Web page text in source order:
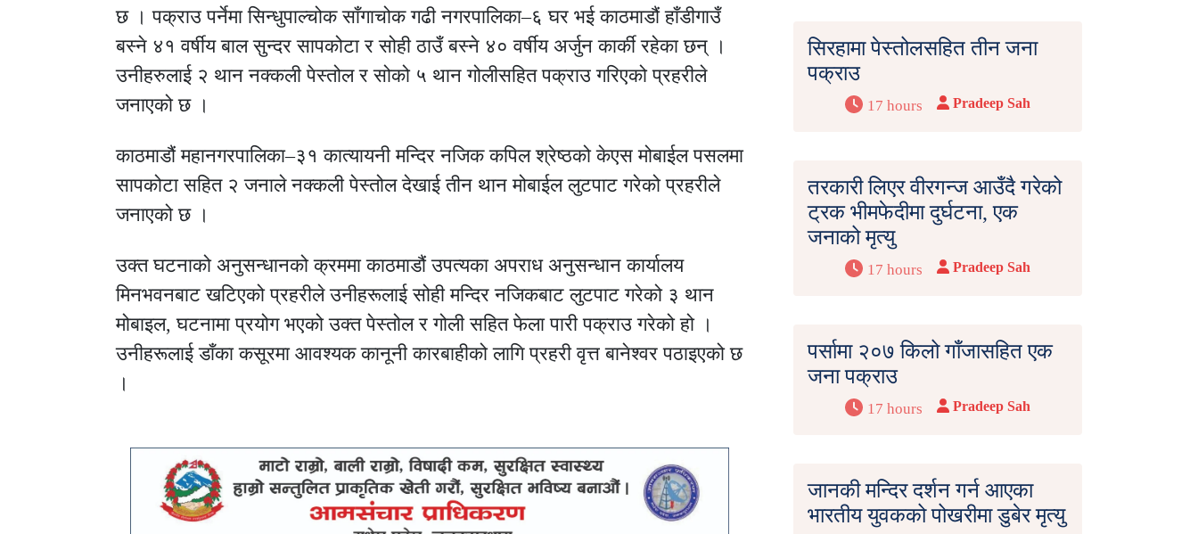
छ । पक्राउ पर्नेमा सिन्धुपाल्चोक साँगाचोक गढी नगरपालिका–६ घर भई काठमाडौं हाँडीगाउँ
बस्ने ४१ वर्षीय बाल सुन्दर सापकोटा र सोही ठाउँ बस्ने ४० वर्षीय अर्जुन कार्की रहेका छन् ।
उनीहरुलाई २ थान नक्कली पेस्तोल र सोको ५ थान गोलीसहित पक्राउ गरिएको प्रहरीले
जनाएको छ ।
काठमाडौं महानगरपालिका–३१ कात्यायनी मन्दिर नजिक कपिल श्रेष्ठको केएस मोबाईल पसलमा
सापकोटा सहित २ जनाले नक्कली पेस्तोल देखाई तीन थान मोबाईल लुटपाट गरेको प्रहरीले
जनाएको छ ।
उक्त घटनाको अनुसन्धानको क्रममा काठमाडौं उपत्यका अपराध अनुसन्धान कार्यालय
मिनभवनबाट खटिएको प्रहरीले उनीहरूलाई सोही मन्दिर नजिकबाट लुटपाट गरेको ३ थान
मोबाइल, घटनामा प्रयोग भएको उक्त पेस्तोल र गोली सहित फेला पारी पक्राउ गरेको हो ।
उनीहरूलाई डाँका कसूरमा आवश्यक कानूनी कारबाहीको लागि प्रहरी वृत्त बानेश्वर पठाइएको छ
।
सिरहामा पेस्तोलसहित तीन जना
पक्राउ
17 hours Pradeep Sah
तरकारी लिएर वीरगन्ज आउँदै गरेको
ट्रक भीमफेदीमा दुर्घटना, एक
जनाको मृत्यु
17 hours Pradeep Sah
पर्सामा २०७ किलो गाँजासहित एक
जना पक्राउ
17 hours Pradeep Sah
जानकी मन्दिर दर्शन गर्न आएका
भारतीय युवकको पोखरीमा डुबेर मृत्यु